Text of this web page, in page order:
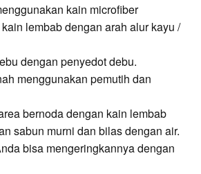
kain microfiber
lembab dengan arah alur kayu /
dengan penyedot debu.
menggunakan pemutih dan
bernoda dengan kain lembab
sabun murni dan bilas dengan air.
bisa mengeringkannya dengan